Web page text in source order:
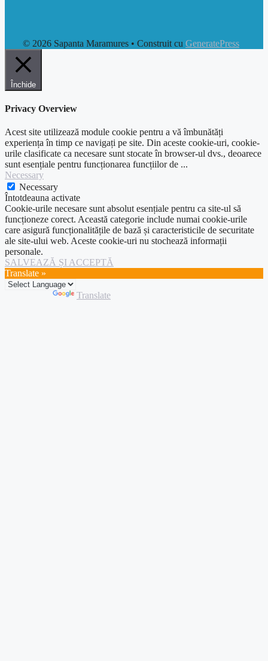
© 2026 Sapanta Maramures • Construit cu GeneratePress
Închide
Privacy Overview
Acest site utilizează module cookie pentru a vă îmbunătăți
experiența în timp ce navigați pe site. Din aceste cookie-uri, cookie-
urile clasificate ca necesare sunt stocate în browser-ul dvs., deoarece
sunt esențiale pentru funcționarea funcțiilor de ...
Necessary
Necessary
Întotdeauna activate
Cookie-urile necesare sunt absolut esențiale pentru ca site-ul să
funcționeze corect. Această categorie include numai cookie-urile
care asigură funcționalitățile de bază și caracteristicile de securitate
ale site-ului web. Aceste cookie-uri nu stochează informații
personale.
SALVEAZĂ ȘI ACCEPTĂ
Translate »
Translate